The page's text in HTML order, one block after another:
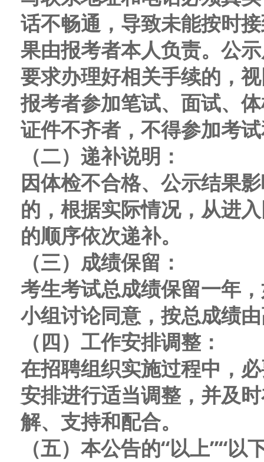
话不畅通，导致未能按时
果由报考者本人负责。公
要求办理好相关手续的，
报考者参加笔试、面试、
证件不齐者，不得参加考
（二）递补说明 ：
因体检不合格、公示结果
的，根据实际情况， 从进入
的顺序依次递补。
（三） 成绩保留：
考生考试总成绩保留一年
小组讨论同意，按总成绩
（四） 工作安排调整：
在招聘组织实施过程中，
安排进行适当调整，并及
解、支持和配合。
（五）本公告的“以上”“以